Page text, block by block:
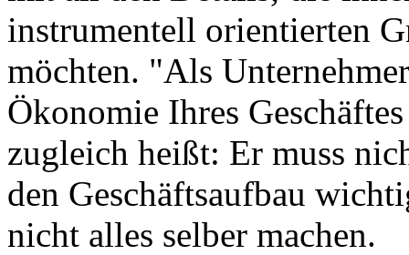
instrumentell orientierten
möchten. "Als
Ökonomie Ihres
zugleich heißt: Er muss
den Geschäftsaufbau
nicht alles selber machen.